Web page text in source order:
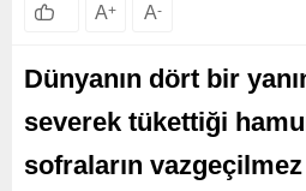
A+ A-
Dünyanın dört bir
severek tükettiği
sofraların